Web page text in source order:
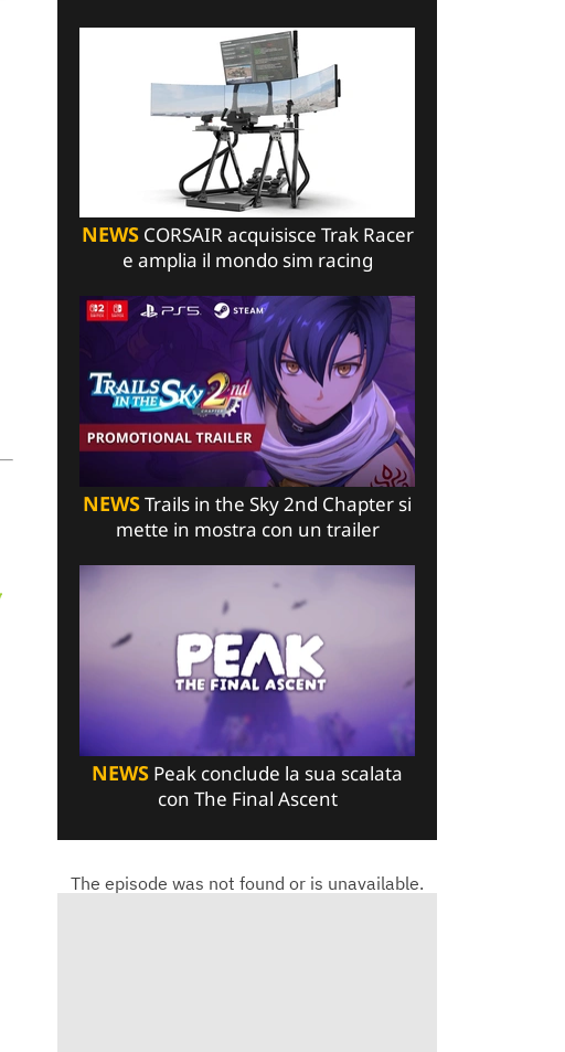
NEWSCORSAIR acquisisce Trak Racer
e amplia il mondo sim racing
NEWSTrails in the Sky 2nd Chapter si
mette in mostra con un trailer
NEWS Peak conclude la sua scalata
con The Final Ascent